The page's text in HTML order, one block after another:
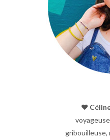
♥︎
gribouilleuse,